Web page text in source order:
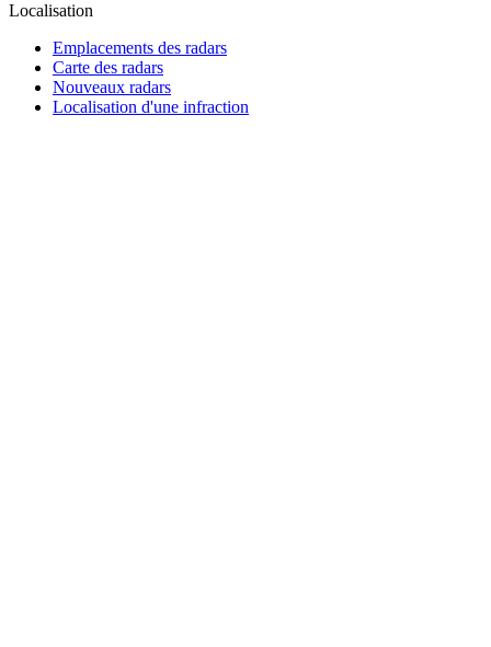
Localisation
Emplacements des radars
Carte des radars
Nouveaux radars
Localisation d'une infraction